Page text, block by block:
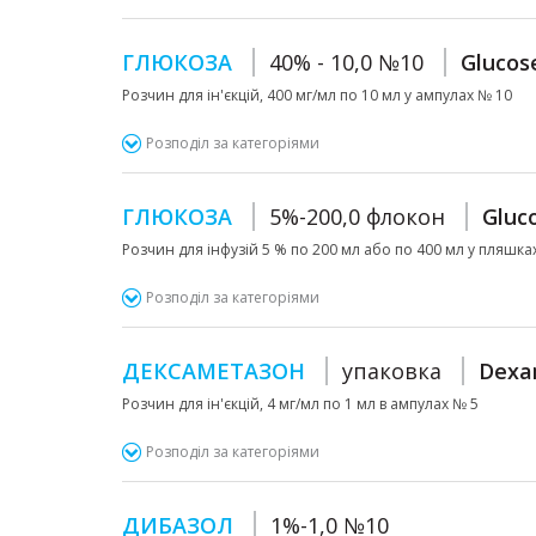
ГЛЮКОЗА 40% - 10,0 №10
Розчин для ін'єкцій, 400 мг/мл по 10 мл у ампулах № 10
Розподіл за категоріями
ГЛЮКОЗА 5%-200,0 флокон
Розчин для інфузій 5 % по 200 мл або по 400 мл у
Розподіл за категоріями
ДЕКСАМЕТАЗОН упаковка
Розчин для ін'єкцій, 4 мг/мл по 1 мл в ампулах № 5
Розподіл за категоріями
ДИБАЗОЛ 1%-1,0 №10